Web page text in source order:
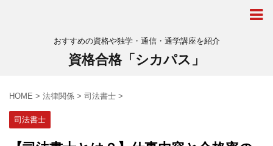
おすすめの資格や独学・通信・通学講座を紹介
資格合格「シカパス」
HOME > 法律関係 > 司法書士 >
司法書士